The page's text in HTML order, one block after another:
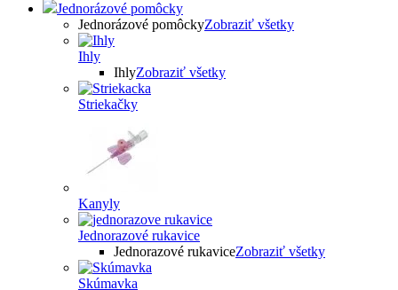
Jednorázové pomôcky
Jednorázové pomôckyZobraziť všetky
Ihly
IhlyZobraziť všetky
Striekačky
Kanyly
Jednorazové rukavice
Jednorazové rukaviceZobraziť všetky
Skúmavka